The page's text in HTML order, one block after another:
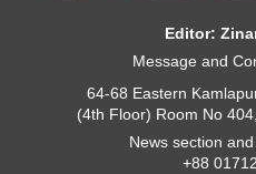
Editor:
Message and
64-68 Eastern
(4th Floor) Room No
News section
+88